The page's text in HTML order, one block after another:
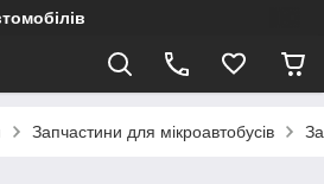
Запчастини для мікроавтобусів